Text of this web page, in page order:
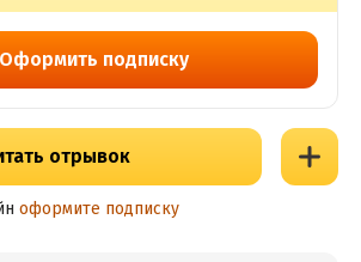
Оформить подписку
отрывок
оформите подписку